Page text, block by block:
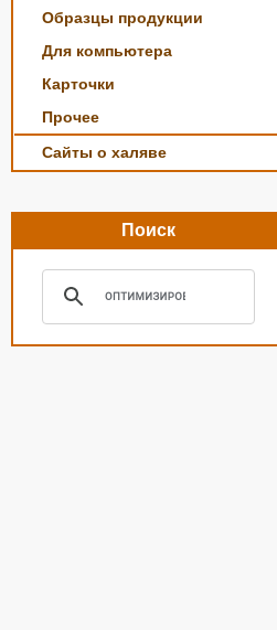
Образцы продукции
Для компьютера
Карточки
Прочее
Сайты о халяве
Поиск